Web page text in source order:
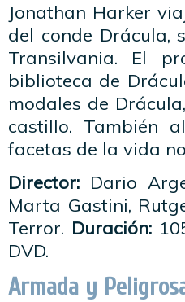
Jonathan Harker
del conde Drácula,
Transilvania. El
biblioteca de
modales de
castillo. También
facetas de la vida
Director: Dario
Marta Gastini,
Terror. Duración:
DVD.
Armada y